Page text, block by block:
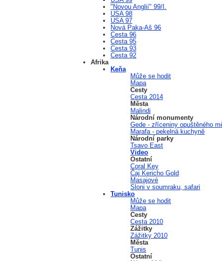
"Novou Anglií" 99/I.
USA 98
USA 97
Nová Paka-Aš 96
Cesta 96
Cesta 95
Cesta 93
Cesta 92
Afrika
Keňa
Může se hodit
Mapa
Cesty
Cesta 2014
Města
Malindi
Národní monumenty
Gede - zříceniny opuštěného
Marafa - pekelná kuchyně
Národní parky
Tsavo East
Video
Ostatní
Coral Key
Čaj Kericho Gold
Masajové
Sloni v soumraku, safari
Tunisko
Může se hodit
Mapa
Cesty
Cesta 2010
Zážitky
Zážitky 2010
Města
Tunis
Ostatní